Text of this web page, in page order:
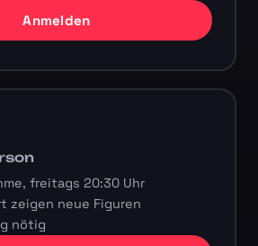
Anmelden
freitags 20:30 Uhr
zeigen neue Figuren
nötig